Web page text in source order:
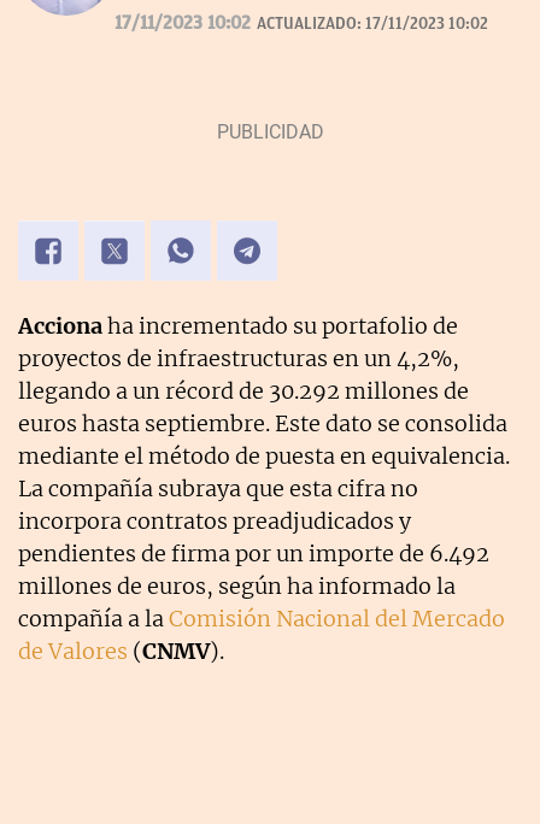
de economía y empresas en OKDIARIO y autor de
'La economía a través del tiempo' en el Instituto
17/11/2023 10:02 ACTUALIZADO: 17/11/2023 10:02
Accionaha incrementado su portafolio de
proyectos de infraestructuras en un 4,2%,
llegando a un récord de 30.292 millones de
euros hasta septiembre. Este dato se consolida
mediante el método de puesta en equivalencia.
La compañía subraya que esta cifra no
incorpora contratos preadjudicados y
pendientes de firma por un importe de 6.492
millones de euros, según ha informado la
compañía a laComisión Nacional del Mercado
de Valores (CNMV).